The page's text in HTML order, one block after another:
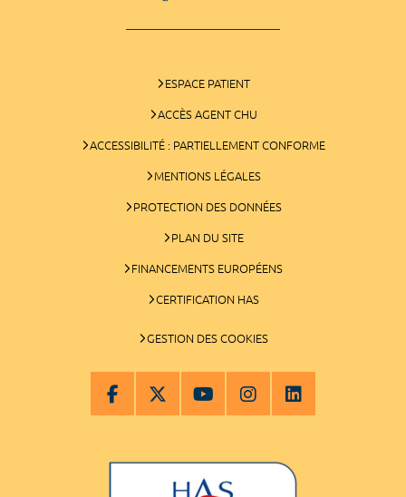
ESPACE PATIENT
ACCÈS AGENT CHU
ACCESSIBILITÉ : PARTIELLEMENT CONFORME
MENTIONS LÉGALES
PROTECTION DES DONNÉES
PLAN DU SITE
FINANCEMENTS EUROPÉENS
CERTIFICATION HAS
GESTION DES COOKIES